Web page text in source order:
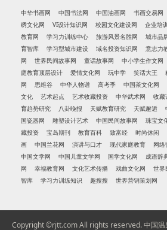
中华书画网 中国书法网 中国油画网 书画交易网
绣文化网
VI设计知识网 校园文化建设网 企业培
教育网
学习力训练中心 旅游风景名胜网 城市品
育智库
学习型城市建设 域名投资知识网 意志力
网
世界民间故事网 童话故事网 中小学生作文网
庭教育顶层设计
爱情文化网 玩中学 笑话大王
网
思维谷 中华人物谱 高考季 中国茶文化网
文化
艺术起点 艺术收藏投资 中华武术网 收藏
育趋势研究
八卦晚报 天赋教育研究 天赋邂逅
国瓷器网
雕塑设计艺术 中国民间故事网 珠宝文
藏投资
宝岛期刊 教育百科 致富经 时尚休闲
画
中国兰花网 演讲与口才 现代家庭教育 网络
中国文学网
中国儿童文学网 国学文化网 成语辞
网
幸福教育网 文化艺术传播 戏曲文化网 世界
智库
学习力训练知识 趣搜搜 世界营销策划网
Copyright ©rjtt.com All rights reserved.中国温